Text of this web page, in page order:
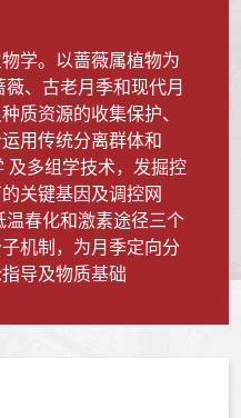
学。以蔷薇属植物为
、古老月季和现代月
质资源的收集保护、
用传统分离群体和
及多组学技术，发掘控
关键基因及调控网
温春化和激素途径三个
机制，为月季定向分
导及物质基础